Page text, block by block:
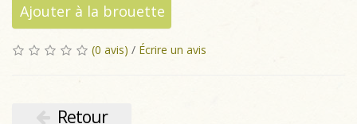
Ajouter à la brouette
(0 avis) / Écrire un avis
Retour